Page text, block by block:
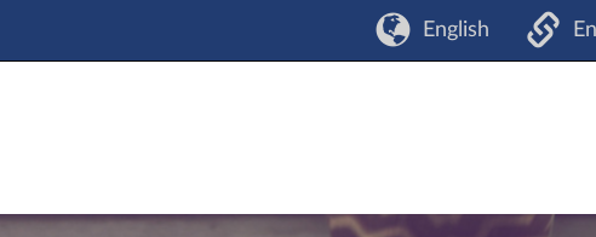
English